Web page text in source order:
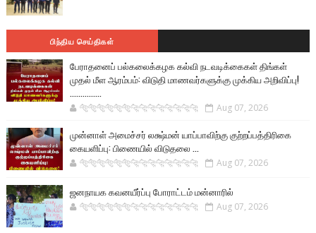
பிந்திய செய்திகள்
பேராதனைப் பல்கலைக்கழக கல்வி நடவடிக்கைகள் திங்கள்
முதல் மீள ஆரம்பம்: விடுதி மாணவர்களுக்கு முக்கிய அறிவிப்பு!
...............
🐅🐅🐅🐅🐅🐅🐆🐆🐆🐆🐆🐆🐆🐆 Aug 07, 2026
முன்னாள் அமைச்சர் லக்ஷ்மன் யாப்பாவிற்கு குற்றப்பத்திரிகை
கையளிப்பு: பிணையில் விடுதலை ...
🐅🐅🐅🐅🐅🐅🐆🐆🐆🐆🐆🐆🐆🐆 Aug 07, 2026
ஜனநாயக கவனயீர்ப்பு போராட்டம் மன்னாரில்
🐅🐅🐅🐅🐅🐅🐆🐆🐆🐆🐆🐆🐆🐆 Aug 07, 2026